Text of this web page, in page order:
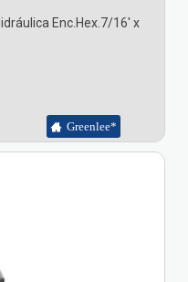
Enc.Hex.7/16' x
Greenlee*